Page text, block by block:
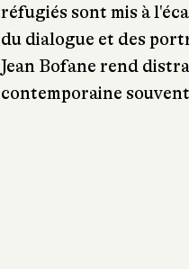
réfugiés sont mis à
du dialogue et des
Jean Bofane rend
contemporaine